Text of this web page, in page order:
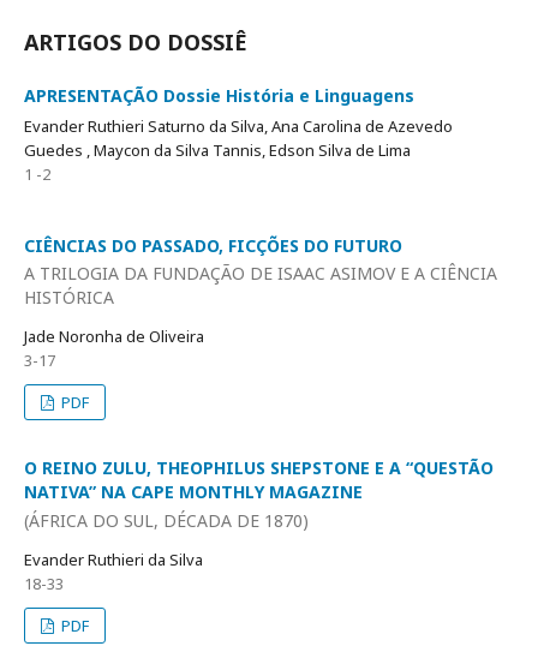
ARTIGOS DO DOSSIÊ
APRESENTAÇÃO Dossie História e Linguagens
Evander Ruthieri Saturno da Silva, Ana Carolina de Azevedo
Guedes , Maycon da Silva Tannis, Edson Silva de Lima
1 -2
CIÊNCIAS DO PASSADO, FICÇÕES DO FUTURO
A TRILOGIA DA FUNDAÇÃO DE ISAAC ASIMOV E A CIÊNCIA
HISTÓRICA
Jade Noronha de Oliveira
3-17
PDF
O REINO ZULU, THEOPHILUS SHEPSTONE E A “QUESTÃO
NATIVA” NA CAPE MONTHLY MAGAZINE
(ÁFRICA DO SUL, DÉCADA DE 1870)
Evander Ruthieri da Silva
18-33
PDF